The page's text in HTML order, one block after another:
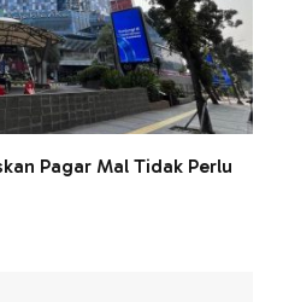
Pagar Mal Tidak Perlu